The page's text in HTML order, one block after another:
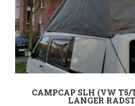
CAMPCAP SLH (VW T5/
LANGER